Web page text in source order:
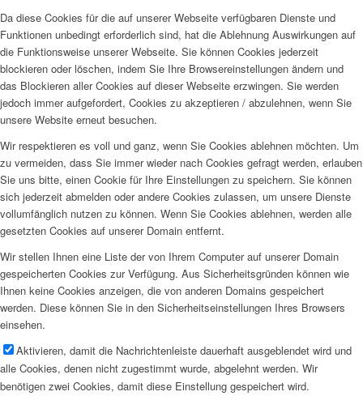
Da diese Cookies für die auf unserer Webseite verfügbaren Dienste und
Funktionen unbedingt erforderlich sind, hat die Ablehnung Auswirkungen auf
die Funktionsweise unserer Webseite. Sie können Cookies jederzeit
blockieren oder löschen, indem Sie Ihre Browsereinstellungen ändern und
das Blockieren aller Cookies auf dieser Webseite erzwingen. Sie werden
jedoch immer aufgefordert, Cookies zu akzeptieren / abzulehnen, wenn Sie
unsere Website erneut besuchen.
Wir respektieren es voll und ganz, wenn Sie Cookies ablehnen möchten. Um
zu vermeiden, dass Sie immer wieder nach Cookies gefragt werden, erlauben
Sie uns bitte, einen Cookie für Ihre Einstellungen zu speichern. Sie können
sich jederzeit abmelden oder andere Cookies zulassen, um unsere Dienste
vollumfänglich nutzen zu können. Wenn Sie Cookies ablehnen, werden alle
gesetzten Cookies auf unserer Domain entfernt.
Wir stellen Ihnen eine Liste der von Ihrem Computer auf unserer Domain
gespeicherten Cookies zur Verfügung. Aus Sicherheitsgründen können wie
Ihnen keine Cookies anzeigen, die von anderen Domains gespeichert
werden. Diese können Sie in den Sicherheitseinstellungen Ihres Browsers
einsehen.
Aktivieren, damit die Nachrichtenleiste dauerhaft ausgeblendet wird und
alle Cookies, denen nicht zugestimmt wurde, abgelehnt werden. Wir
benötigen zwei Cookies, damit diese Einstellung gespeichert wird.